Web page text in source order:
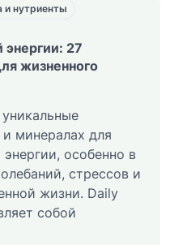
и нутриенты
энергии: 27
жизненного
минералах для
особенно в
стрессов и
жизни. Daily
собой